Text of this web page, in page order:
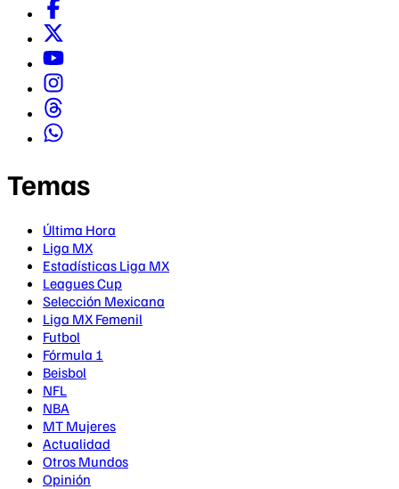
Temas
Última Hora
Liga MX
Estadísticas Liga MX
Leagues Cup
Selección Mexicana
Liga MX Femenil
Futbol
Fórmula 1
Beisbol
NFL
NBA
MT Mujeres
Actualidad
Otros Mundos
Opinión